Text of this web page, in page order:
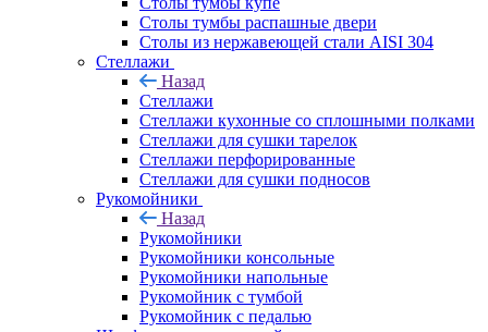
Столы тумбы распашные двери
Столы из нержавеющей стали AISI 304
Стеллажи
Назад
Стеллажи
Стеллажи кухонные со сплошными полками
Стеллажи для сушки тарелок
Стеллажи перфорированные
Стеллажи для сушки подносов
Рукомойники
Назад
Рукомойники
Рукомойники консольные
Рукомойники напольные
Рукомойник с тумбой
Рукомойник с педалью